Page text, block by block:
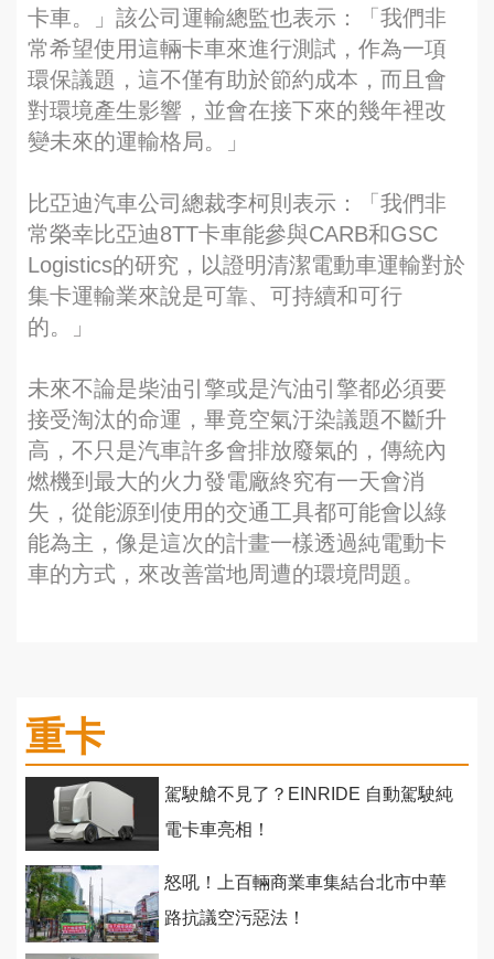
卡車。」該公司運輸總監也表示：「我們非
常希望使用這輛卡車來進行測試，作為一項
環保議題，這不僅有助於節約成本，而且會
對環境產生影響，並會在接下來的幾年裡改
變未來的運輸格局。」
比亞迪汽車公司總裁李柯則表示：「我們非
常榮幸比亞迪8TT卡車能參與CARB和GSC
Logistics的研究，以證明清潔電動車運輸對於
集卡運輸業來說是可靠、可持續和可行
的。」
未來不論是柴油引擎或是汽油引擎都必須要
接受淘汰的命運，畢竟空氣汙染議題不斷升
高，不只是汽車許多會排放廢氣的，傳統內
燃機到最大的火力發電廠終究有一天會消
失，從能源到使用的交通工具都可能會以綠
能為主，像是這次的計畫一樣透過純電動卡
車的方式，來改善當地周遭的環境問題。
重卡
駕駛艙不見了？EINRIDE 自動駕駛純
電卡車亮相！
怒吼！上百輛商業車集結台北市中華
路抗議空污惡法！